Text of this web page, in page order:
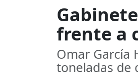
frente a
Omar García
toneladas de